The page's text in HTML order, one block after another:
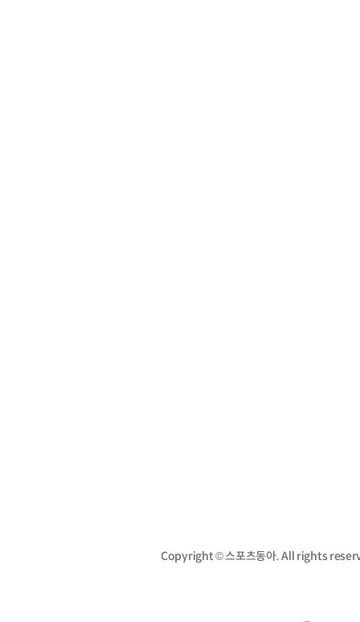
Copyright © 스포츠동아. All rights